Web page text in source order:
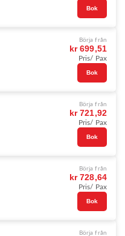
Bok
Börja från
kr 699,51
Pris/ Pax
Bok
Börja från
kr 721,92
Pris/ Pax
Bok
Börja från
kr 728,64
Pris/ Pax
Bok
Börja från